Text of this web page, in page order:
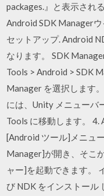
packages.』と表示され
Android SDK Manager
セットアップ. Android
なります。 SDK
Tools > Android > SDK
Manager を選択します
には、Unity メニューバ
Tools に移動します。 4.
[Android ツール]メニュ
Manager]が開き、そこ
ャー]を起動できます。
び NDK をインストール